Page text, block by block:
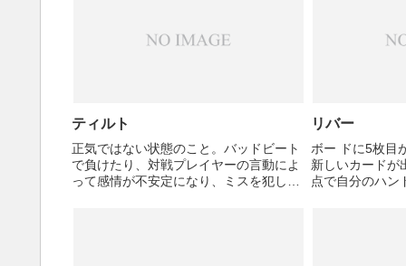
ティルト
正気ではない状態のこと。バッドビート
で負けたり、対戦プレイヤーの言動によ
って感情が不安定になり、ミスを犯しや
リバー
ボー ドに5枚目
新しいカードが
点で自分のハン